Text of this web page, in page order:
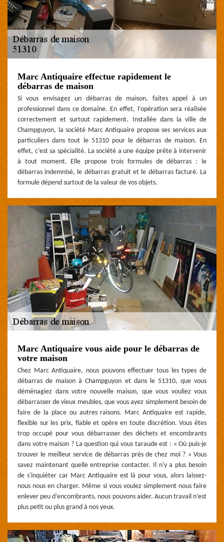
Marc Antiquaire effectue rapidement le
débarras de maison
Si vous envisagez un débarras de maison, faites appel à un
professionnel dans ce domaine. En effet, l’opération sera réalisée
correctement et surtout rapidement. Installée dans la ville de
Champguyon, la société Marc Antiquaire propose ses services aux
particuliers dans tout le 51310 pour le débarras de maison. En
effet, c’est sa spécialité. La société a une équipe prête à intervenir
à tout moment. Elle propose trois formules de débarras : le
débarras indemnisé, le débarras gratuit et le débarras facturé. La
formule dépend surtout de la valeur de vos objets.
Marc Antiquaire vous aide pour le débarras de
votre maison
Chez Marc Antiquaire, nous pouvons effectuer tous les types de
débarras de maison à Champguyon et dans le 51310, que vous
déménagiez dans votre nouvelle maison, que vous vouliez vous
débarrasser de vieux meubles, que vous ayez simplement besoin de
faire de la place ou autres raisons. Marc Antiquaire est rapide,
flexible sur les prix, fiable et opère en toute discrétion. Vous êtes
trop occupé pour vous débarrasser des déchets et encombrants
dans votre maison ? La question qui vous taraude est : « Où puis-je
trouver le meilleur service de débarras près de chez moi ? » Vous
savez maintenant quelle entreprise contacter. Il n'y a plus besoin
de s'inquiéter car Marc Antiquaire est là pour vous, alors laissez-
nous nous en charger. Même si vous voulez simplement nous faire
enlever peu d’encombrants, nous pouvons aider. Aucun travail n’est
plus petit ou plus grand à nos yeux.